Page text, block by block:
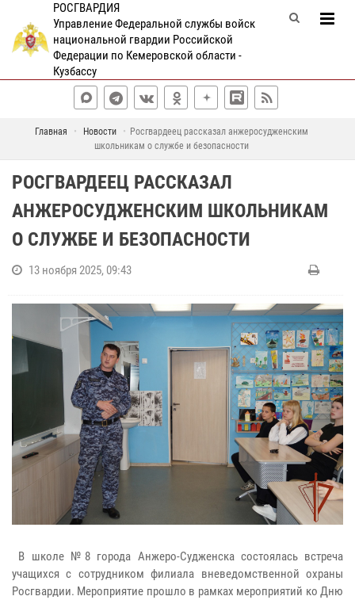
РОСГВАРДИЯ
Управление Федеральной службы войск
национальной гвардии Российской
Федерации по Кемеровской области -
Кузбассу
Главная Новости
Росгвардеец рассказал анжеросудженским
школьникам о службе и безопасности
РОСГВАРДЕЕЦ РАССКАЗАЛ
АНЖЕРОСУДЖЕНСКИМ ШКОЛЬНИКАМ
О СЛУЖБЕ И БЕЗОПАСНОСТИ
13 ноября 2025, 09:43
В школе №8 города Анжеро-Судженска состоялась встреча
учащихся с сотрудником филиала вневедомственной охраны
Росгвардии. Мероприятие прошло в рамках мероприятий ко Дню